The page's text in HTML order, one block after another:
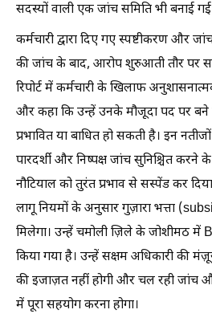
सदस्यों वाली एक जांच समिति भी बनाई गई
कर्मचारी द्वारा दिए गए स्पष्टीकरण और
की जांच के बाद, आरोप शुरुआती तौर पर
रिपोर्ट में कर्मचारी के खिलाफ
और कहा कि उन्हें उनके मौजूदा पद पर
प्रभावित या बाधित हो सकती है। इन
पारदर्शी और निष्पक्ष जांच सुनिश्चित करने
नौटियाल को तुरंत प्रभाव से सस्पेंड कर
लागू नियमों के अनुसार गुज़ारा भत्ता
मिलेगा। उन्हें चमोली ज़िले के जोशीमठ
किया गया है। उन्हें सक्षम अधिकारी की
की इजाज़त नहीं होगी और चल रही जांच
में पूरा सहयोग करना होगा।